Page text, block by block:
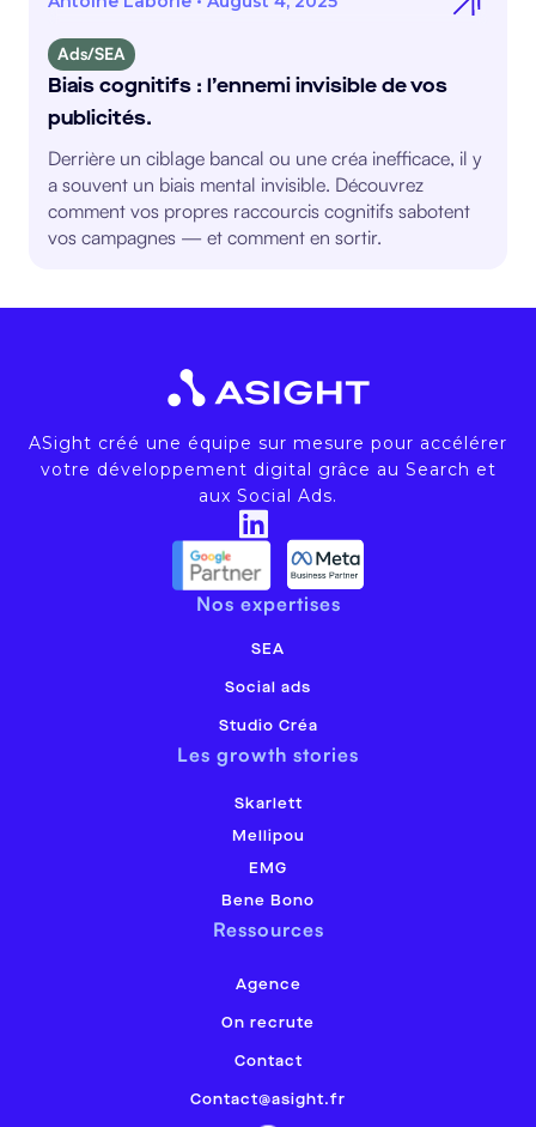
Biais cognitifs : l’ennemi invisible de vos
publicités.
Ads/SEA
Derrière un ciblage bancal ou une créa inefficace, il y
a souvent un biais mental invisible. Découvrez
comment vos propres raccourcis cognitifs sabotent
vos campagnes — et comment en sortir.
ASight créé une équipe sur mesure pour accélérer
votre développement digital grâce au Search et
aux Social Ads.
Nos expertises
SEA
Social ads
Studio Créa
Les growth stories
Skarlett
Mellipou
EMG
Bene Bono
Ressources
Agence
On recrute
Contact
Contact@asight.fr